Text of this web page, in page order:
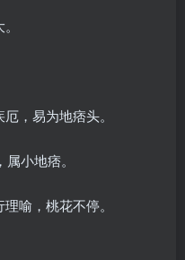
，易为地痞头。
小地痞。
喻，桃花不停。